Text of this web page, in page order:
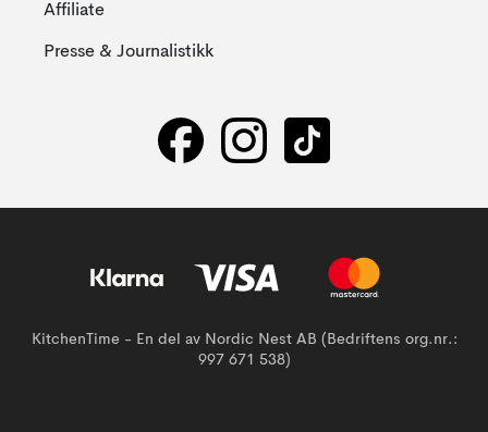
Affiliate
Presse & Journalistikk
KitchenTime - En del av Nordic Nest AB (Bedriftens org.nr.:
997 671 538)